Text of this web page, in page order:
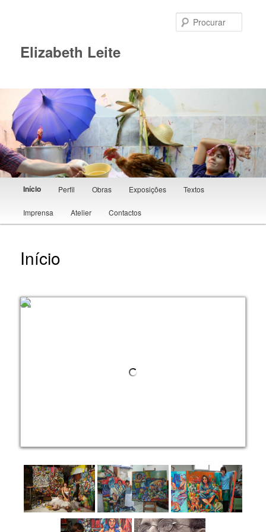
Elizabeth Leite
Menu principal
Saltar para o conteúdo primário
Início Perfil Obras Exposições Textos
Imprensa Atelier Contactos
Início